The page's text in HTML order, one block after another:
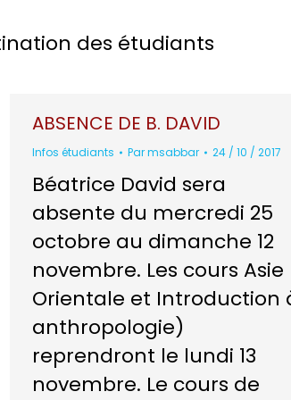
des étudiants
ABSENCE DE B. DAVID
Infos étudiants Parmsabbar 24 / 10 / 2017
Béatrice David sera
absente du mercredi 25
octobre au dimanche 12
novembre. Les cours Asie
Orientale et Introduction
anthropologie)
reprendront le lundi 13
novembre. Le cours de